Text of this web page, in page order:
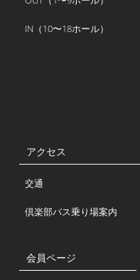
IN（10〜18ホール）
アクセス
交通
倶楽部バス乗り場案内
会員ページ